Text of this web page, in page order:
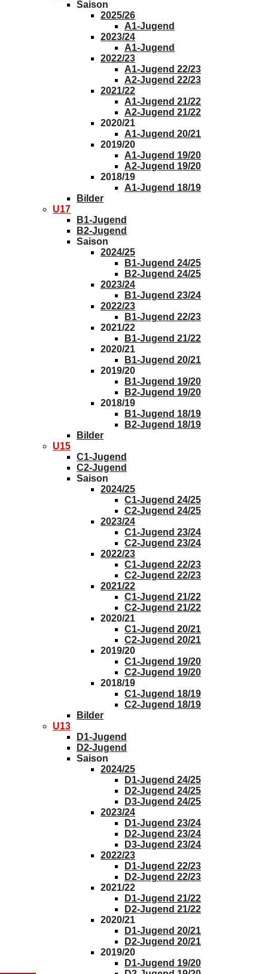
Saison
2025/26
A1-Jugend
2023/24
A1-Jugend
2022/23
A1-Jugend 22/23
A2-Jugend 22/23
2021/22
A1-Jugend 21/22
A2-Jugend 21/22
2020/21
A1-Jugend 20/21
2019/20
A1-Jugend 19/20
A2-Jugend 19/20
2018/19
A1-Jugend 18/19
Bilder
U17
B1-Jugend
B2-Jugend
Saison
2024/25
B1-Jugend 24/25
B2-Jugend 24/25
2023/24
B1-Jugend 23/24
2022/23
B1-Jugend 22/23
2021/22
B1-Jugend 21/22
2020/21
B1-Jugend 20/21
2019/20
B1-Jugend 19/20
B2-Jugend 19/20
2018/19
B1-Jugend 18/19
B2-Jugend 18/19
Bilder
U15
C1-Jugend
C2-Jugend
Saison
2024/25
C1-Jugend 24/25
C2-Jugend 24/25
2023/24
C1-Jugend 23/24
C2-Jugend 23/24
2022/23
C1-Jugend 22/23
C2-Jugend 22/23
2021/22
C1-Jugend 21/22
C2-Jugend 21/22
2020/21
C1-Jugend 20/21
C2-Jugend 20/21
2019/20
C1-Jugend 19/20
C2-Jugend 19/20
2018/19
C1-Jugend 18/19
C2-Jugend 18/19
Bilder
U13
D1-Jugend
D2-Jugend
Saison
2024/25
D1-Jugend 24/25
D2-Jugend 24/25
D3-Jugend 24/25
2023/24
D1-Jugend 23/24
D2-Jugend 23/24
D3-Jugend 23/24
2022/23
D1-Jugend 22/23
D2-Jugend 22/23
2021/22
D1-Jugend 21/22
D2-Jugend 21/22
2020/21
D1-Jugend 20/21
D2-Jugend 20/21
2019/20
D1-Jugend 19/20